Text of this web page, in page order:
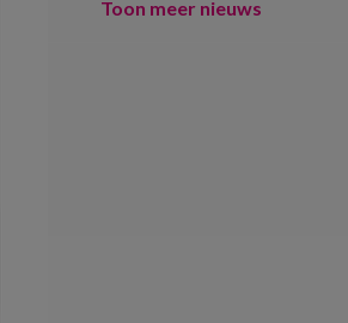
Toon meer nieuws